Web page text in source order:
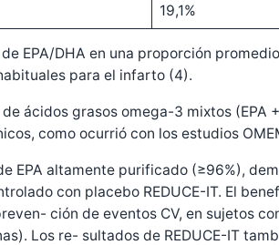
19,1%
EPA/DHA en una proporción
para el infarto (4).
ácidos grasos omega-3 mixtos
como ocurrió con los estudios
EPA altamente purificado (≥96%),
con placebo REDUCE-IT. El
ción de eventos CV, en sujetos
Los re- sultados de REDUCE-IT